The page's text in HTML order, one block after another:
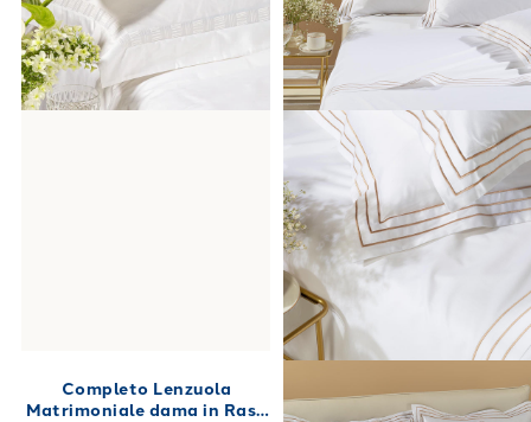
Completo Lenzuola
Matrimoniale dama in Raso